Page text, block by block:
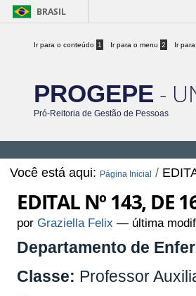
BRASIL
Ir para o conteúdo 1 Ir para o menu 2 Ir
PROGEPE -
Pró-Reitoria de Gestão de Pessoas
Você está aqui: Página Inicial /
EDITAL Nº 143, DE
porGraziella Felix — última
Departamento de
Classe: Professor